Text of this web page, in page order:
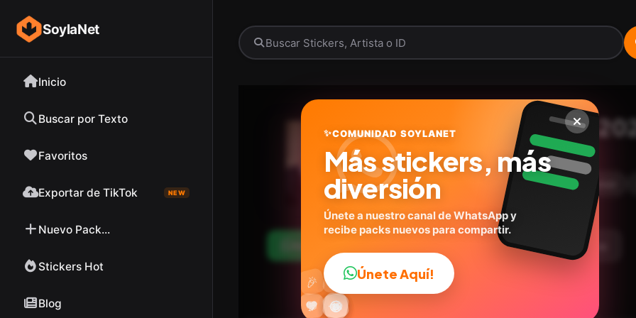
SoylaNet
Inicio
Buscar por Texto
Favoritos
Exportar de TikTok NEW
Nuevo Pack...
Stickers Hot
Blog
Gustavo Petro 2022-
@wallterey ID:
30stickers Expresiones
Agregar a favoritos
😎
😂
🔥
💬
❤️ ✨
🤩
😜
🎉 👍
✨COMUNIDAD SOYLANET
Más stickers, más
diversión
Únete a nuestro canal de WhatsApp y
recibe packs nuevos para compartir.
Únete Aquí!